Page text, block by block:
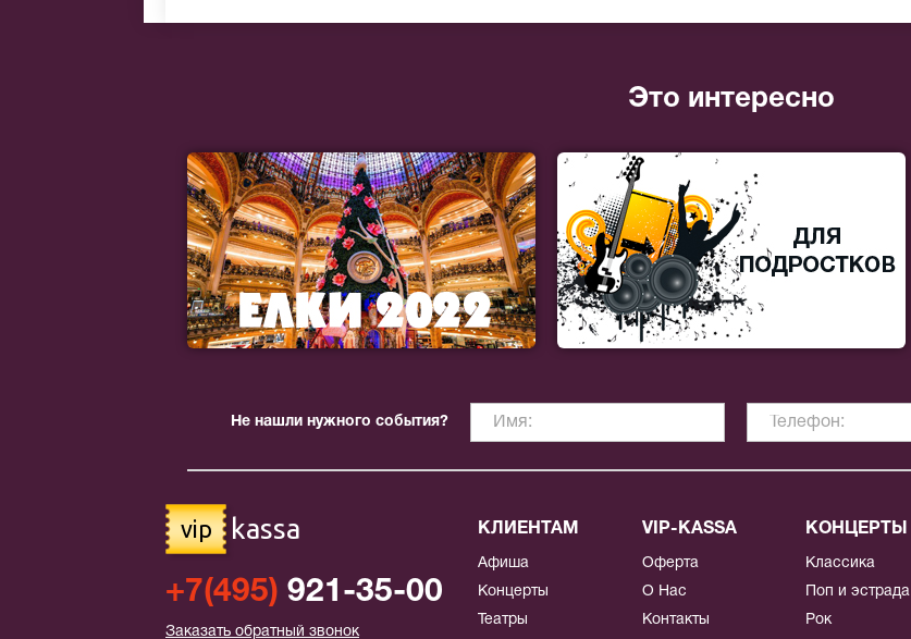
Это интересно
Не нашли нужного события?
vip kassa
+7(495) 921-35-00
Заказать обратный звонок
КЛИЕНТАМ
Афиша
Концерты
Театры
VIP-KASSA
Оферта
О Нас
Контакты
КОНЦЕРТЫ
Классика
Поп и эстрада
Рок